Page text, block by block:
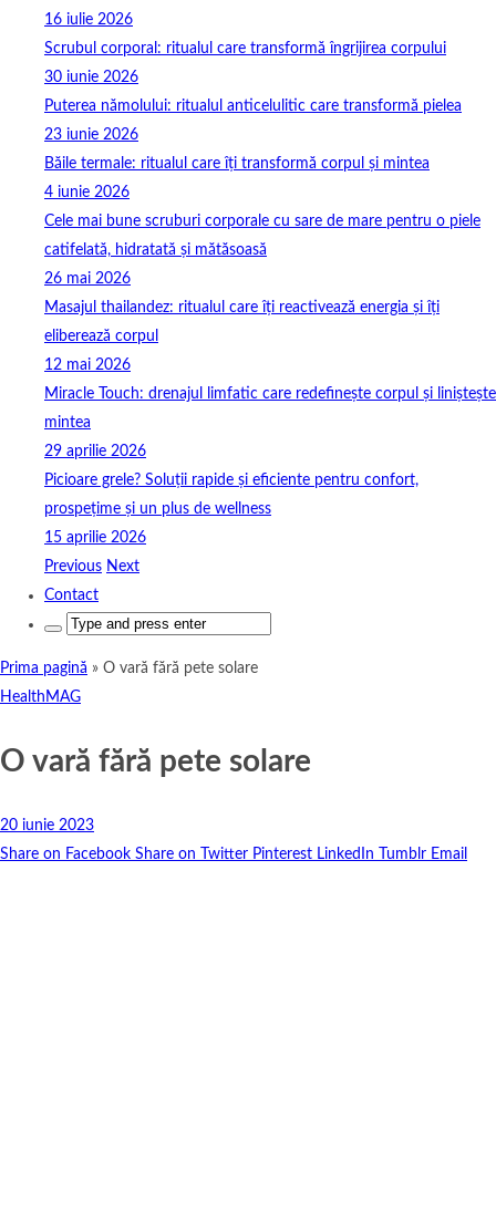
16 iulie 2026
Scrubul corporal: ritualul care transformă îngrijirea corpului
30 iunie 2026
Puterea nămolului: ritualul anticelulitic care transformă pielea
23 iunie 2026
Băile termale: ritualul care îți transformă corpul și mintea
4 iunie 2026
Cele mai bune scruburi corporale cu sare de mare pentru o piele
catifelată, hidratată și mătăsoasă
26 mai 2026
Masajul thailandez: ritualul care îți reactivează energia și îți
eliberează corpul
12 mai 2026
Miracle Touch: drenajul limfatic care redefinește corpul și liniștește
mintea
29 aprilie 2026
Picioare grele? Soluții rapide și eficiente pentru confort,
prospețime și un plus de wellness
15 aprilie 2026
Previous Next
Contact
Search
Prima pagină » O vară fără pete solare
HealthMAG
O vară fără pete solare
20 iunie 2023
Share on Facebook Share on Twitter Pinterest LinkedIn Tumblr Email